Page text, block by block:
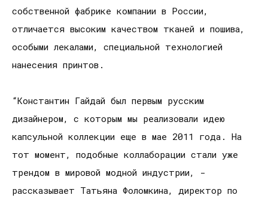
собственной фабрике компании в России,
отличается высоким качеством тканей и пошива,
особыми лекалами, специальной технологией
нанесения принтов.
“Константин Гайдай был первым русским
дизайнером, с которым мы реализовали идею
капсульной коллекции еще в мае 2011 года. На
тот момент, подобные коллаборации стали уже
трендом в мировой модной индустрии, -
рассказывает Татьяна Фоломкина, директор по